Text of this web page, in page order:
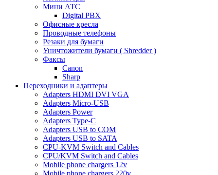
Мини АТС
Digital PBX
Офисные кресла
Проводные телефоны
Резаки для бумаги
Уничтожители бумаги ( Shredder )
Факсы
Canon
Sharp
Переходники и адаптеры
Adapters HDMI DVI VGA
Adapters Micro-USB
Adapters Power
Adapters Type-C
Adapters USB to COM
Adapters USB to SATA
CPU-KVM Switch and Cables
CPU/KVM Switch and Cables
Mobile phone chargers 12v
Mobile phone chargers 220v